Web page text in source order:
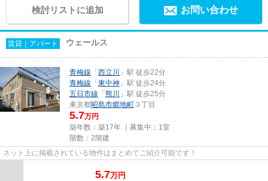
検討リストに追加 お問い合わせ
賃貸｜アパート ウェールス
青梅線 「西立川
」駅 徒歩22分
青梅線 「東中神 」駅 徒歩24分
五日市線 「熊川
」駅 徒歩25分
東京都昭島市郷地町 ３丁目
5.7万円
築年数：築17年 ｜募集中： 1室
階数：2階建
ネット上に掲載されている物件はまとめてご紹介可能です！
5.7万円